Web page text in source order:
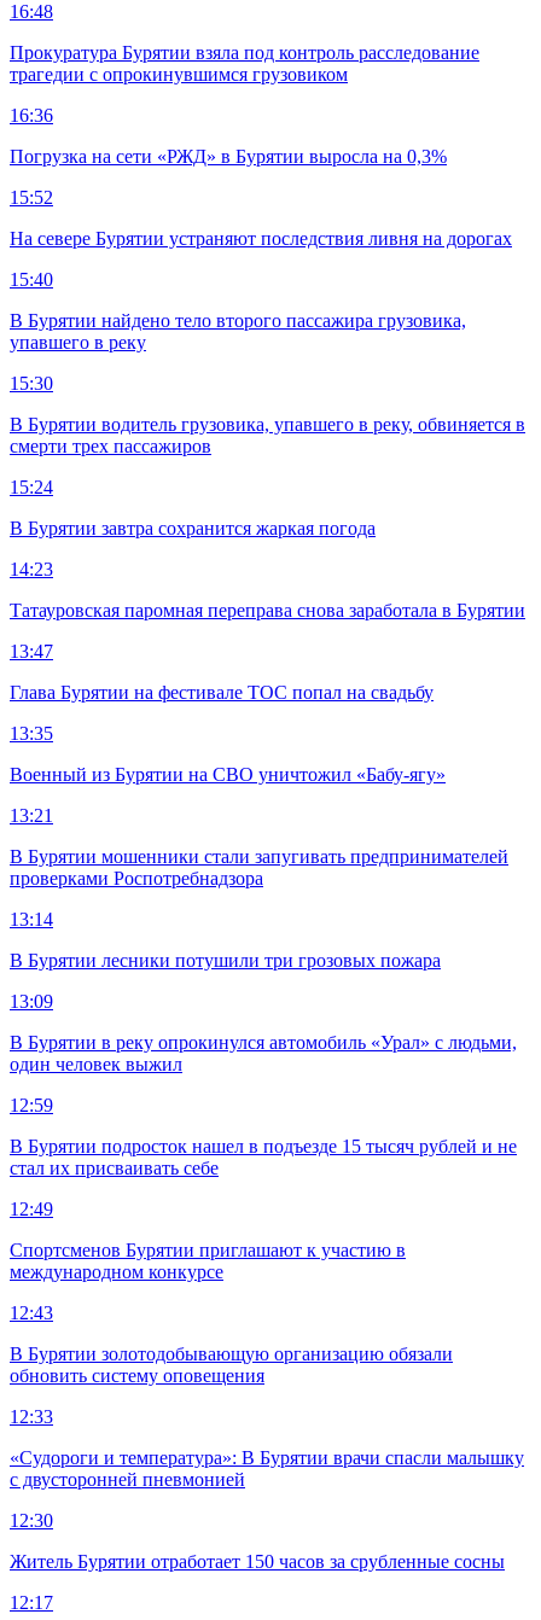
16:48
Прокуратура Бурятии взяла под контроль расследование
трагедии с опрокинувшимся грузовиком
16:36
Погрузка на сети «РЖД» в Бурятии выросла на 0,3%
15:52
На севере Бурятии устраняют последствия ливня на дорогах
15:40
В Бурятии найдено тело второго пассажира грузовика,
упавшего в реку
15:30
В Бурятии водитель грузовика, упавшего в реку, обвиняется в
смерти трех пассажиров
15:24
В Бурятии завтра сохранится жаркая погода
14:23
Татауровская паромная переправа снова заработала в Бурятии
13:47
Глава Бурятии на фестивале ТОС попал на свадьбу
13:35
Военный из Бурятии на СВО уничтожил «Бабу-ягу»
13:21
В Бурятии мошенники стали запугивать предпринимателей
проверками Роспотребнадзора
13:14
В Бурятии лесники потушили три грозовых пожара
13:09
В Бурятии в реку опрокинулся автомобиль «Урал» с людьми,
один человек выжил
12:59
В Бурятии подросток нашел в подъезде 15 тысяч рублей и не
стал их присваивать себе
12:49
Спортсменов Бурятии приглашают к участию в
международном конкурсе
12:43
В Бурятии золотодобывающую организацию обязали
обновить систему оповещения
12:33
«Судороги и температура»: В Бурятии врачи спасли малышку
с двусторонней пневмонией
12:30
Житель Бурятии отработает 150 часов за срубленные сосны
12:17